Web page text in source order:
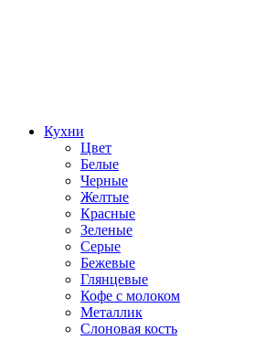
Кухни
Цвет
Белые
Черные
Желтые
Красные
Зеленые
Серые
Бежевые
Глянцевые
Кофе с молоком
Металлик
Слоновая кость